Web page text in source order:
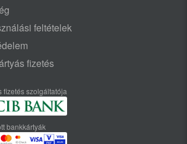
feltételek
fizetés
fizetés szolgáltatója
bankkártyák